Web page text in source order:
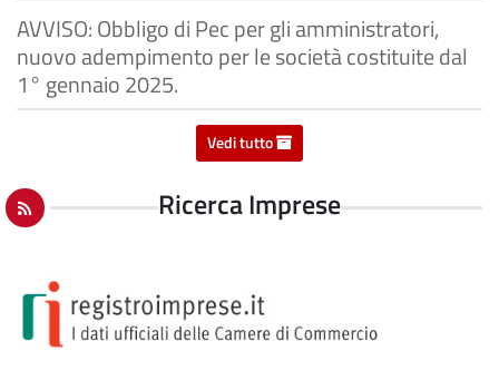
AVVISO: Obbligo di Pec per gli amministratori,
nuovo adempimento per le società costituite dal
1° gennaio 2025.
Vedi tutto
Ricerca Imprese